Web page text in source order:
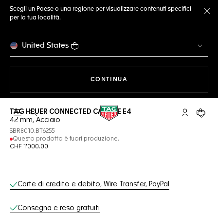
Scegli un Paese o una regione per visualizzare contenuti specifici
per la tua località.
United States
CONTINUA
Apri la ricerca L'account
Il tuo
TAG HEUER CONNECTED CALIBRE E4
42 mm, Acciaio
SBR8010.BT6255
Questo prodotto è fuori produzione.
CHF 1'000.00
Servizi online
Carte di credito e debito, Wire Transfer, PayPal
Consegna e reso gratuiti